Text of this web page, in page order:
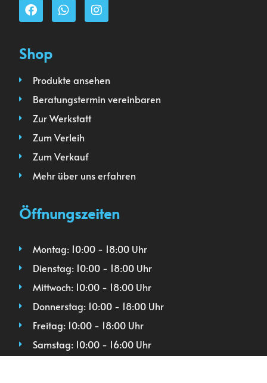
Shop
Produkte ansehen
Beratungstermin vereinbaren
Zur Werkstatt
Zum Verleih
Zum Verkauf
Mehr über uns erfahren
Öffnungszeiten
Montag: 10:00 - 18:00 Uhr
Dienstag: 10:00 - 18:00 Uhr
Mittwoch: 10:00 - 18:00 Uhr
Donnerstag: 10:00 - 18:00 Uhr
Freitag: 10:00 - 18:00 Uhr
Samstag: 10:00 - 16:00 Uhr